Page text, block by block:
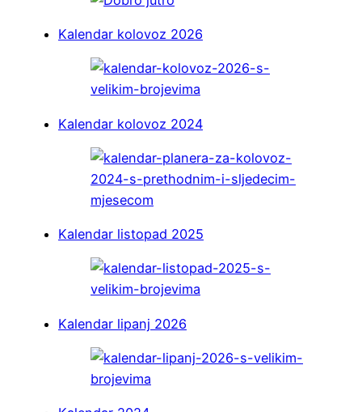
Kalendar kolovoz 2026
Kalendar kolovoz 2024
Kalendar listopad 2025
Kalendar lipanj 2026